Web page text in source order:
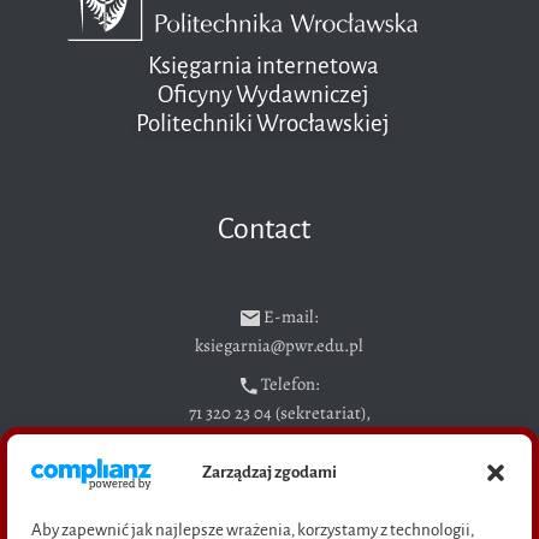
Zarządzaj zgodami
Aby zapewnić jak najlepsze wrażenia, korzystamy z technologii,
Księgarnia internetowa
Oficyny Wydawniczej
Politechniki Wrocławskiej
Contact
E-mail:
ksiegarnia@pwr.edu.pl
Telefon:
71 320 23 04 (sekretariat),
71 328 29 94 (sprzedaż książek)
Adres: pl. Grunwaldzki 11,